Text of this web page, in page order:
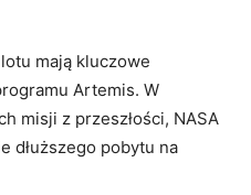
mają kluczowe
Artemis. W
misji z przeszłości, NASA
dłuższego pobytu na